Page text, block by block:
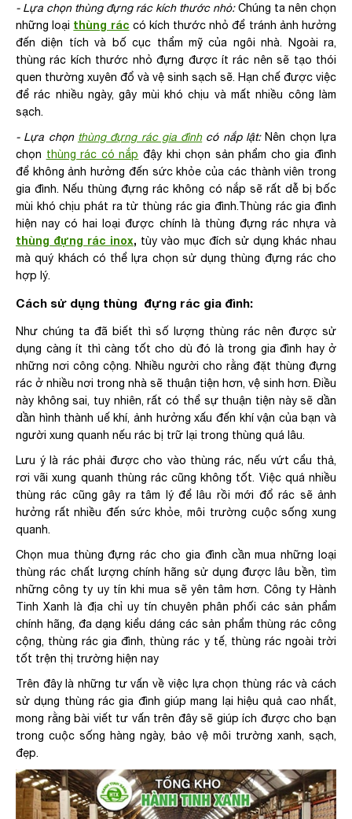
- Lựa chọn thùng đựng rác kích thước nhỏ:Chúng ta nên chọn
những loại thùng rác có kích thước nhỏ để tránh ảnh hưởng
đến diện tích và bố cục thẩm mỹ của ngôi nhà. Ngoài ra,
thùng rác kích thước nhỏ đựng được ít rác nên sẽ tạo thói
quen thường xuyên đổ và vệ sinh sạch sẽ. Hạn chế được việc
để rác nhiều ngày, gây mùi khó chịu và mất nhiều công làm
sạch.
- Lựa chọn thùng đựng rác gia đìnhcó nắp lật:Nên chọn lựa
chọn thùng rác có nắp đậy khi chọn sản phẩm cho gia đình
để không ảnh hưởng đến sức khỏe của các thành viên trong
gia đình. Nếu thùng đựng rác không có nắp sẽ rất dễ bị bốc
mùi khó chịu phát ra từ thùng rác gia đình.Thùng rác gia đình
hiện nay có hai loại được chính là thùng đựng rác nhựa và
thùng đựng rác inox, tùy vào mục đích sử dụng khác nhau
mà quý khách có thể lựa chọn sử dụng thùng đựng rác cho
hợp lý.
Cách sử dụng thùng đựng rác gia đình:
Như chúng ta đã biết thì số lượng thùng rác nên được sử
dụng càng ít thì càng tốt cho dù đó là trong gia đình hay ở
những nơi công cộng. Nhiều người cho rằng đặt thùng đựng
rác ở nhiều nơi trong nhà sẽ thuận tiện hơn, vệ sinh hơn. Điều
này không sai, tuy nhiên, rất có thể sự thuận tiện này sẽ dần
dần hình thành uế khí, ảnh hưởng xấu đến khí vận của bạn và
người xung quanh nếu rác bị trữ lại trong thùng quá lâu.
Lưu ý là rác phải được cho vào thùng rác, nếu vứt cẩu thả,
rơi vãi xung quanh thùng rác cũng không tốt. Việc quá nhiều
thùng rác cũng gây ra tâm lý để lâu rồi mới đổ rác sẽ ảnh
hưởng rất nhiều đến sức khỏe, môi trường cuộc sống xung
quanh.
Chọn mua thùng đựng rác cho gia đình cần mua những loại
thùng rác chất lượng chính hãng sử dụng được lâu bền, tìm
những công ty uy tín khi mua sẽ yên tâm hơn. Công ty Hành
Tinh Xanh là địa chỉ uy tín chuyên phân phối các sản phẩm
chính hãng, đa dạng kiểu dáng các sản phẩm thùng rác công
cộng, thùng rác gia đình, thùng rác y tế, thùng rác ngoài trời
tốt trện thị trường hiện nay
Trên đây là những tư vấn về việc lựa chọn thùng rác và cách
sử dụng thùng rác gia đình giúp mang lại hiệu quả cao nhất,
mong rằng bài viết tư vấn trên đây sẽ giúp ích được cho bạn
trong cuộc sống hàng ngày, bảo vệ môi trường xanh, sạch,
đẹp.